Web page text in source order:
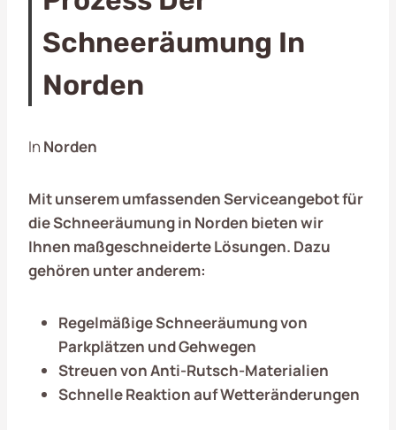
Schneeräumung In
Norden
In Norden
Mit unserem umfassenden Serviceangebot für
die Schneeräumung in Norden bieten wir
Ihnen maßgeschneiderte Lösungen. Dazu
gehören unter anderem:
Regelmäßige Schneeräumung von
Parkplätzen und Gehwegen
Streuen von Anti-Rutsch-Materialien
Schnelle Reaktion auf Wetteränderungen